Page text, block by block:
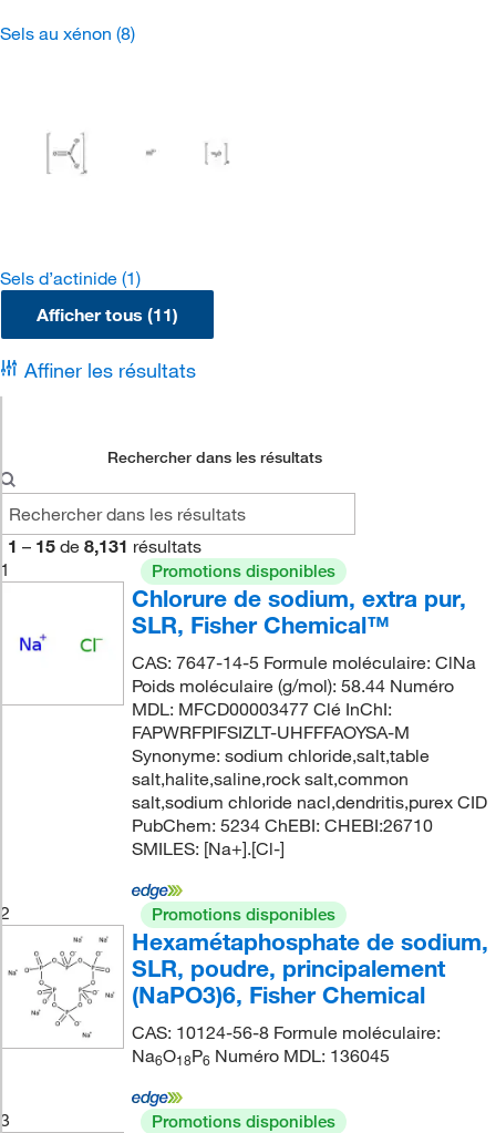
Sels au xénon (8)
Sels d’actinide (1)
Afficher tous (11)
Affiner les résultats
Rechercher dans les résultats
1 – 15 de 8,131 résultats
1
Promotions disponibles
Chlorure de sodium, extra pur,
SLR, Fisher Chemical™
CAS: 7647-14-5 Formule moléculaire: ClNa
Poids moléculaire (g/mol): 58.44 Numéro
MDL: MFCD00003477 Clé InChI:
FAPWRFPIFSIZLT-UHFFFAOYSA-M
Synonyme: sodium chloride,salt,table
salt,halite,saline,rock salt,common
salt,sodium chloride nacl,dendritis,purex CID
PubChem: 5234 ChEBI: CHEBI:26710
SMILES: [Na+].[Cl-]
2 Promotions disponibles
Hexamétaphosphate de sodium,
SLR, poudre, principalement
(NaPO3)6, Fisher Chemical
CAS: 10124-56-8 Formule moléculaire:
Na6O18P6Numéro MDL: 136045
3 Promotions disponibles